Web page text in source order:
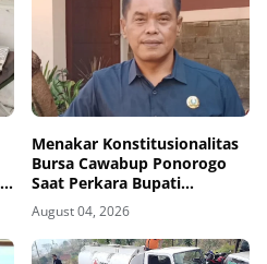
Menakar Konstitusionalitas
Bursa Cawabup Ponorogo
Saat Perkara Bupati
Nonaktif Belum Inkrah
August 04, 2026